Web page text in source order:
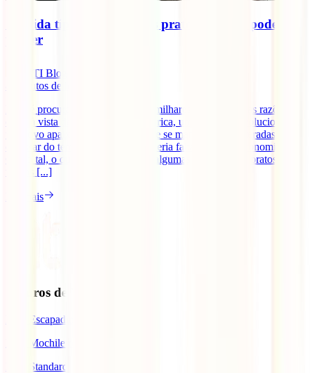
Comida típica de Paris: Os pratos que não podes
perder
IATI Blog
minutos de leitura
Paris é procurado anualmente por milhares de turistas e as razões
estão à vista de todos: uma cultura rica, uma história revolucionária,
um povo apaixonado, tradições que se mantiveram inalteradas com
o passar do tempo e claro, não poderia faltar, a sua gastronomia.
Como tal, o que te parece receber algumas sugestões de pratos
típicos [...]
Ler mais
Seguros de Viagem
IATI Escapadinhas
IATI Mochileiro
IATI Standard